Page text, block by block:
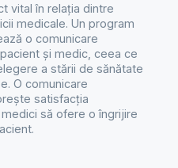
vital în relația dintre
medicale. Un program
o comunicare
și medic, ceea ce
a stării de sănătate
O comunicare
satisfacția
să ofere o îngrijire